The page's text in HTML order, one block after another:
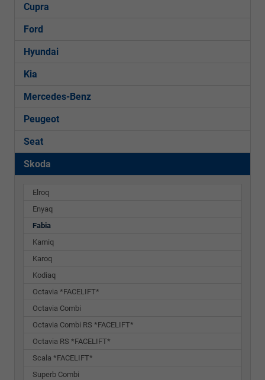
Cupra
Ford
Hyundai
Kia
Mercedes-Benz
Peugeot
Seat
Skoda
Elroq
Enyaq
Fabia
Kamiq
Karoq
Kodiaq
Octavia *FACELIFT*
Octavia Combi
Octavia Combi RS *FACELIFT*
Octavia RS *FACELIFT*
Scala *FACELIFT*
Superb Combi